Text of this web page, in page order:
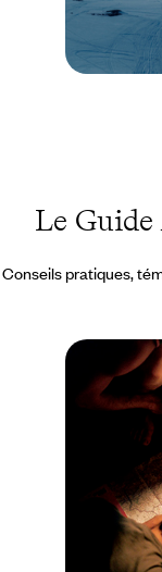
Le Guide
Conseils pratiques,